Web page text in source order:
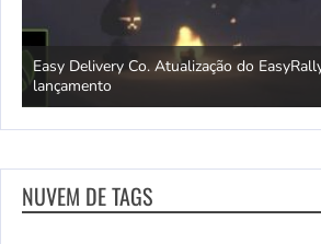
Easy Delivery Co. Atualização do
lançamento
NUVEM DE TAGS